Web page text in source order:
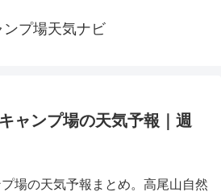
ンプ場天気ナビ
ャンプ場の天気予報｜週
場の天気予報まとめ。高尾山自然